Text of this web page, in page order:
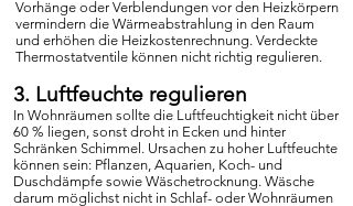
Vorhänge oder Verblendungen vor den Heizkörpern
vermindern die Wärmeabstrahlung in den Raum
und erhöhen die Heizkostenrechnung. Verdeckte
Thermostatventile können nicht richtig regulieren.
3. Luftfeuchte regulieren
In Wohnräumen sollte die Luftfeuchtigkeit nicht über
60 % liegen, sonst droht in Ecken und hinter
Schränken Schimmel. Ursachen zu hoher Luftfeuchte
können sein: Pflanzen, Aquarien, Koch- und
Duschdämpfe sowie Wäschetrocknung. Wäsche
darum möglichst nicht in Schlaf- oder Wohnräumen